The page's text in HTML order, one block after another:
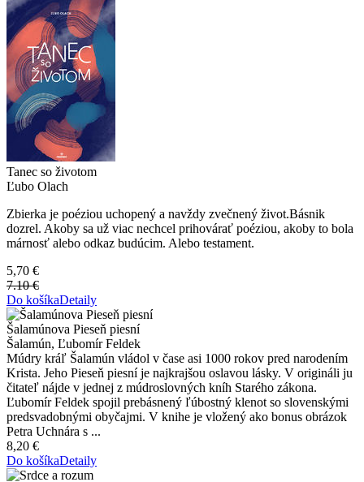
Tanec so životom
Ľubo Olach
Zbierka je poéziou uchopený a navždy zvečnený život.Básnik
dozrel. Akoby sa už viac nechcel prihovárať poéziou, akoby to bola
márnosť alebo odkaz budúcim. Alebo testament.
5,70 €
7.10 €
Do košíkaDetaily
Šalamúnova Pieseň piesní
Šalamún, Ľubomír Feldek
Múdry kráľ Šalamún vládol v čase asi 1000 rokov pred narodením
Krista. Jeho Pieseň piesní je najkrajšou oslavou lásky. V origináli ju
čitateľ nájde v jednej z múdroslovných kníh Starého zákona.
Ľubomír Feldek spojil prebásnený ľúbostný klenot so slovenskými
predsvadobnými obyčajmi. V knihe je vložený ako bonus obrázok
Petra Uchnára s ...
8,20 €
Do košíkaDetaily